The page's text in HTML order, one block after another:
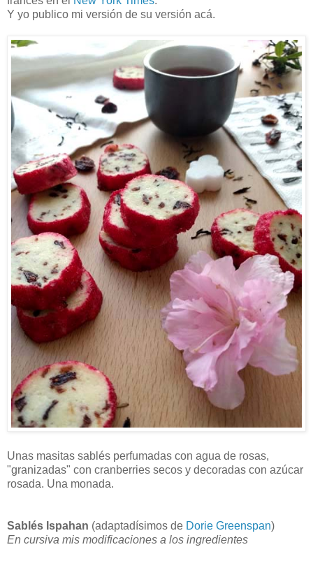
Y yo publico mi versión de su versión acá.
Unas masitas sablés perfumadas con agua de rosas,
"granizadas" con cranberries secos y decoradas con azúcar
rosada. Una monada.
Sablés Ispahan (adaptadísimos de Dorie Greenspan)
En cursiva mis modificaciones a los ingredientes